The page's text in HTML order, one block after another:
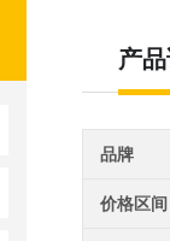
产
品牌
价格区间